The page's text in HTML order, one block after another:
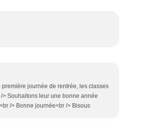
journée de rentrée, les classes
Souhaitons leur une bonne année
/> Bonne journée<br /> Bisous